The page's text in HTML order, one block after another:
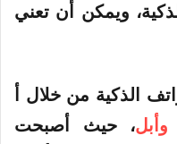
ويمكن أن تعني
الذكية من خلال أ
وأبل، حيث أصبحت